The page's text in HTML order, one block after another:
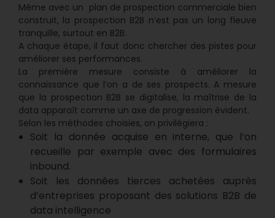
Même avec un plan de prospection commerciale bien
construit, la prospection B2B n’est pas un long fleuve
tranquille, surtout en B2B.
A chaque étape, il faut donc chercher des pistes pour
améliorer ses performances.
La première mesure consiste à améliorer la
connaissance que l’on a de ses prospects. A mesure
que la prospection B2B se digitalise, la maîtrise de la
data apparaît comme un axe de progression évident.
Selon les méthodes choisies, on privilégiera :
Soit la donnée acquise en interne, que l’on
recueille par exemple avec des formulaires
inbound.
Soit les données tierces achetées auprès
d’entreprises proposant des solutions B2B de
data intelligence